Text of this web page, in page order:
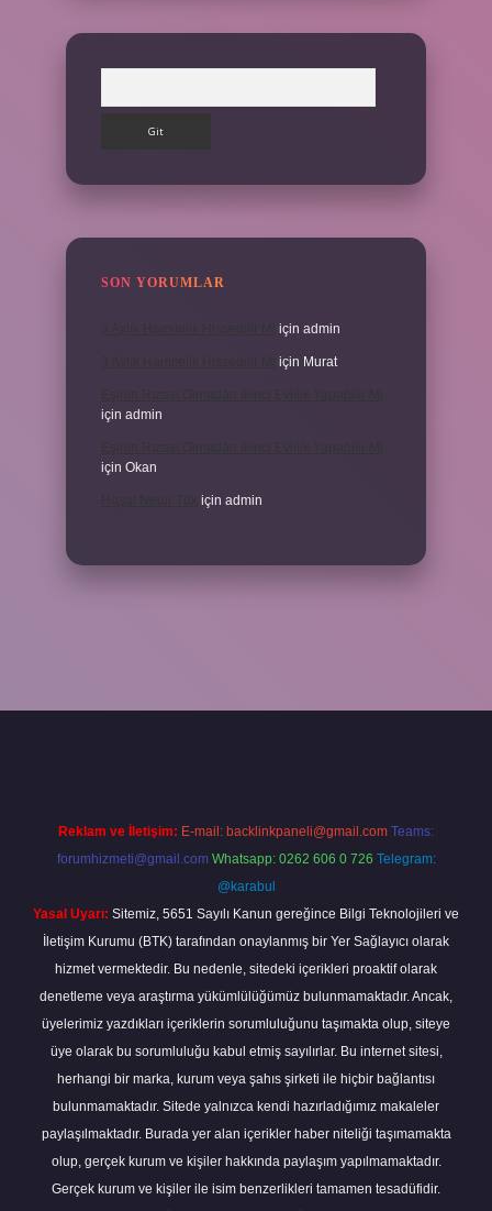
SON YORUMLAR
için admin
için Murat
için admin
için Okan
için admin
Reklam ve İletişim: E-mail: backlinkpaneli@gmail.com Teams:
forumhizmeti@gmail.com Whatsapp: 0262 606 0 726 Telegram:
@karabul
Yasal Uyarı: Sitemiz, 5651 Sayılı Kanun gereğince Bilgi Teknolojileri ve
İletişim Kurumu (BTK) tarafından onaylanmış bir Yer Sağlayıcı olarak
hizmet vermektedir. Bu nedenle, sitedeki içerikleri proaktif olarak
denetleme veya araştırma yükümlülüğümüz bulunmamaktadır. Ancak,
üyelerimiz yazdıkları içeriklerin sorumluluğunu taşımakta olup, siteye
üye olarak bu sorumluluğu kabul etmiş sayılırlar. Bu internet sitesi,
herhangi bir marka, kurum veya şahıs şirketi ile hiçbir bağlantısı
bulunmamaktadır. Sitede yalnızca kendi hazırladığımız makaleler
paylaşılmaktadır. Burada yer alan içerikler haber niteliği taşımamakta
olup, gerçek kurum ve kişiler hakkında paylaşım yapılmamaktadır.
Gerçek kurum ve kişiler ile isim benzerlikleri tamamen tesadüfidir.